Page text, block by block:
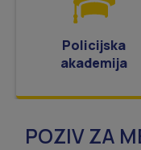
Policijska
akademija
POZIV ZA